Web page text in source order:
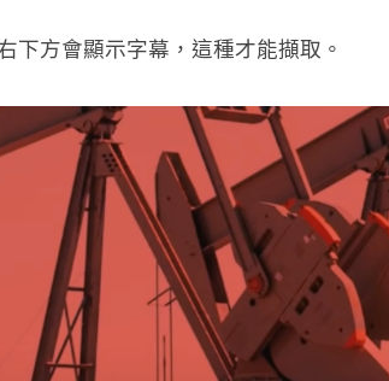
下方會顯示字幕，這種才能擷取。